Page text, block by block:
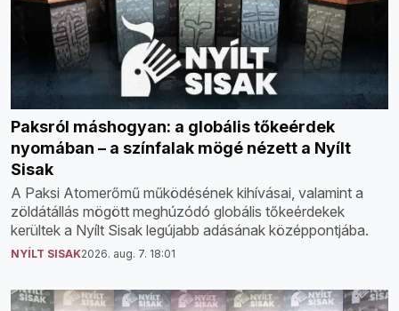
Paksról máshogyan: a globális tőkeérdek
nyomában – a színfalak mögé nézett a Nyílt
Sisak
A Paksi Atomerőmű működésének kihívásai, valamint a
zöldátállás mögött meghúzódó globális tőkeérdekek
kerültek a Nyílt Sisak legújabb adásának középpontjába.
NYÍLT SISAK2026. aug. 7. 18:01